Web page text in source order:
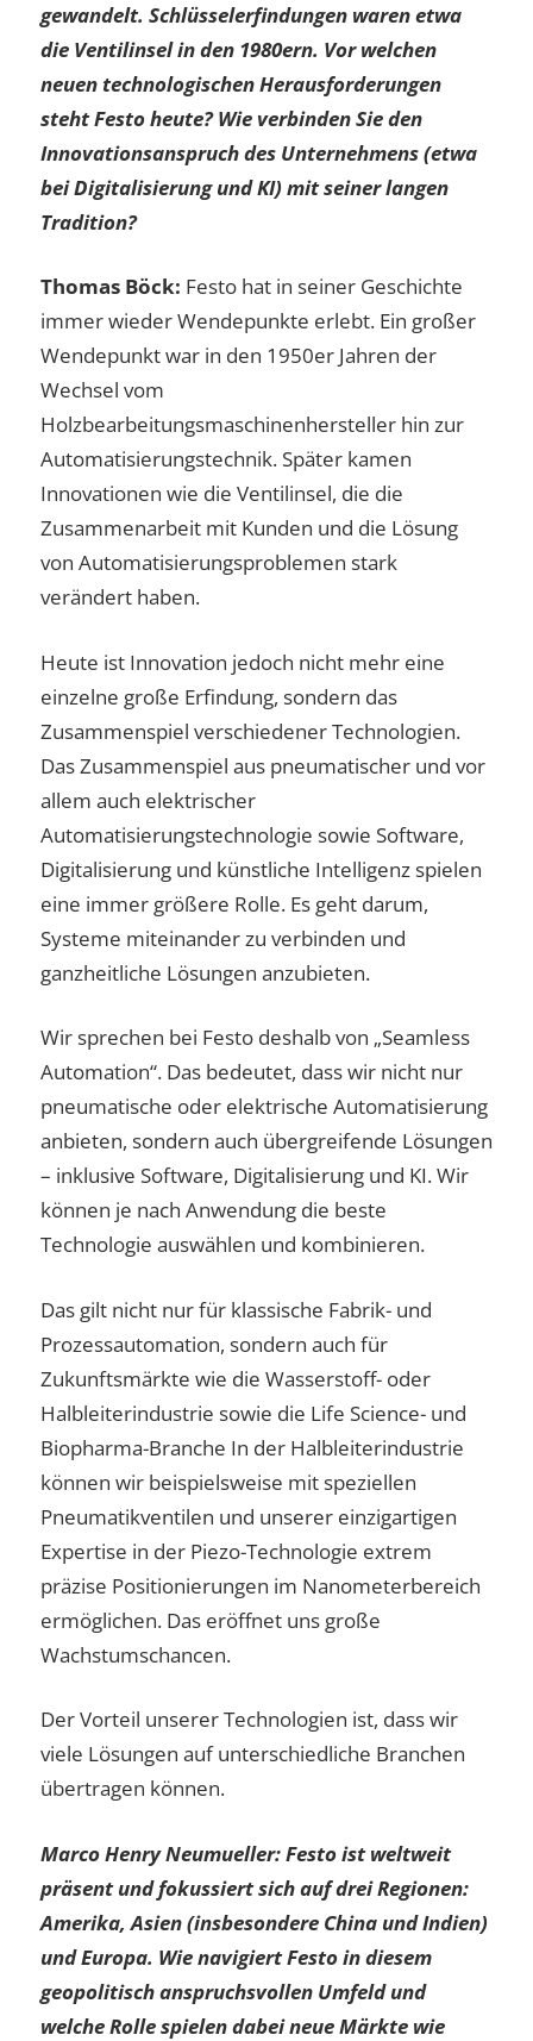
gewandelt. Schlüsselerfindungen waren etwa
die Ventilinsel in den 1980ern. Vor welchen
neuen technologischen Herausforderungen
steht Festo heute? Wie verbinden Sie den
Innovationsanspruch des Unternehmens (etwa
bei Digitalisierung und KI) mit seiner langen
Tradition?
Thomas Böck: Festo hat in seiner Geschichte
immer wieder Wendepunkte erlebt. Ein großer
Wendepunkt war in den 1950er Jahren der
Wechsel vom
Holzbearbeitungsmaschinenhersteller hin zur
Automatisierungstechnik. Später kamen
Innovationen wie die Ventilinsel, die die
Zusammenarbeit mit Kunden und die Lösung
von Automatisierungsproblemen stark
verändert haben.
Heute ist Innovation jedoch nicht mehr eine
einzelne große Erfindung, sondern das
Zusammenspiel verschiedener Technologien.
Das Zusammenspiel aus pneumatischer und vor
allem auch elektrischer
Automatisierungstechnologie sowie Software,
Digitalisierung und künstliche Intelligenz spielen
eine immer größere Rolle. Es geht darum,
Systeme miteinander zu verbinden und
ganzheitliche Lösungen anzubieten.
Wir sprechen bei Festo deshalb von „Seamless
Automation“. Das bedeutet, dass wir nicht nur
pneumatische oder elektrische Automatisierung
anbieten, sondern auch übergreifende Lösungen
– inklusive Software, Digitalisierung und KI. Wir
können je nach Anwendung die beste
Technologie auswählen und kombinieren.
Das gilt nicht nur für klassische Fabrik- und
Prozessautomation, sondern auch für
Zukunftsmärkte wie die Wasserstoff- oder
Halbleiterindustrie sowie die Life Science- und
Biopharma-Branche In der Halbleiterindustrie
können wir beispielsweise mit speziellen
Pneumatikventilen und unserer einzigartigen
Expertise in der Piezo-Technologie extrem
präzise Positionierungen im Nanometerbereich
ermöglichen. Das eröffnet uns große
Wachstumschancen.
Der Vorteil unserer Technologien ist, dass wir
viele Lösungen auf unterschiedliche Branchen
übertragen können.
Marco Henry Neumueller: Festo ist weltweit
präsent und fokussiert sich auf drei Regionen:
Amerika, Asien (insbesondere China und Indien)
und Europa. Wie navigiert Festo in diesem
geopolitisch anspruchsvollen Umfeld und
welche Rolle spielen dabei neue Märkte wie